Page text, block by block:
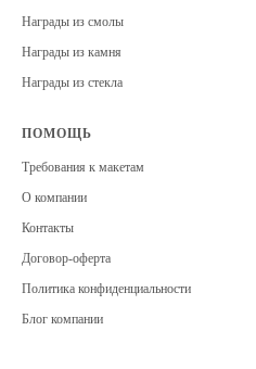
Награды из смолы
Награды из камня
Награды из стекла
ПОМОЩЬ
Требования к макетам
О компании
Контакты
Договор-оферта
Политика конфиденциальности
Блог компании